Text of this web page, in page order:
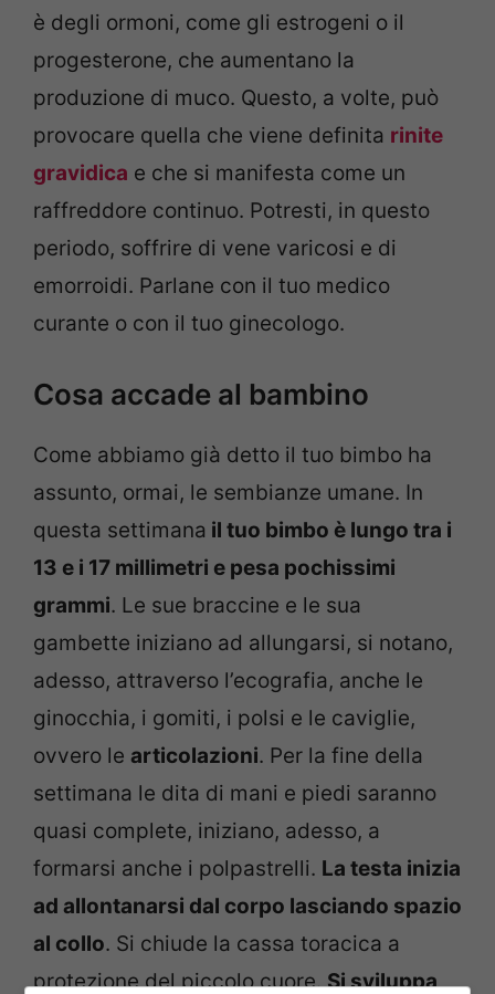
è degli ormoni, come gli estrogeni o il
progesterone, che aumentano la
produzione di muco. Questo, a volte, può
provocare quella che viene definita rinite
gravidica e che si manifesta come un
raffreddore continuo. Potresti, in questo
periodo, soffrire di vene varicosi e di
emorroidi. Parlane con il tuo medico
curante o con il tuo ginecologo.
Cosa accade al bambino
Come abbiamo già detto il tuo bimbo ha
assunto, ormai, le sembianze umane. In
questa settimana il tuo bimbo è lungo tra i
13 e i 17 millimetri e pesa pochissimi
grammi. Le sue braccine e le sua
gambette iniziano ad allungarsi, si notano,
adesso, attraverso l’ecografia, anche le
ginocchia, i gomiti, i polsi e le caviglie,
ovvero le articolazioni. Per la fine della
settimana le dita di mani e piedi saranno
quasi complete, iniziano, adesso, a
formarsi anche i polpastrelli. La testa inizia
ad allontanarsi dal corpo lasciando spazio
al collo. Si chiude la cassa toracica a
protezione del piccolo cuore.Si sviluppa